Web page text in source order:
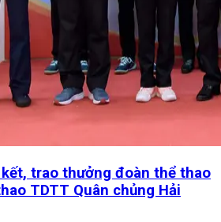
trao thưởng đoàn thể thao
TDTT Quân chủng Hải